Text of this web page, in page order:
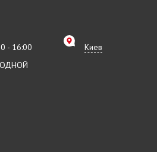
- 16:00
Киев